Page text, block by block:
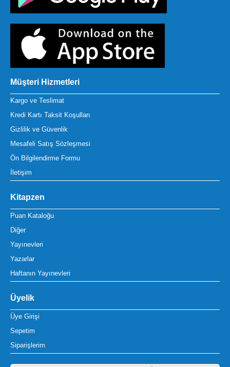
Müşteri Hizmetleri
Kargo ve Teslimat
Kredi Kartı Taksit Koşulları
Gizlilik ve Güvenlik
Mesafeli Satış Sözleşmesi
Ön Bilgilendirme Formu
İletişim
Kitapzen
Puan Kataloğu
Diğer
Yayınevleri
Yazarlar
Haftanın Yayınevleri
Üyelik
Üye Girişi
Sepetim
Siparişlerim